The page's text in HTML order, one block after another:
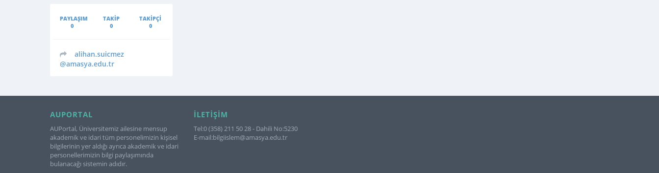
PAYLAŞIM
0
TAKIP
0
TAKIPÇI
0
alihan.suicmez
@amasya.edu.tr
AUPORTAL
AUPortal, Üniversitemiz ailesine mensup
akademik ve idari tüm personelimizin kişisel
bilgilerinin yer aldığı ayrıca akademik ve idari
personellerimizin bilgi paylaşımında
bulanacağı sistemin adıdır.
İLETIŞIM
Tel:0 (358) 211 50 28 - Dahili No:5230
E-mail:bilgiislem@amasya.edu.tr